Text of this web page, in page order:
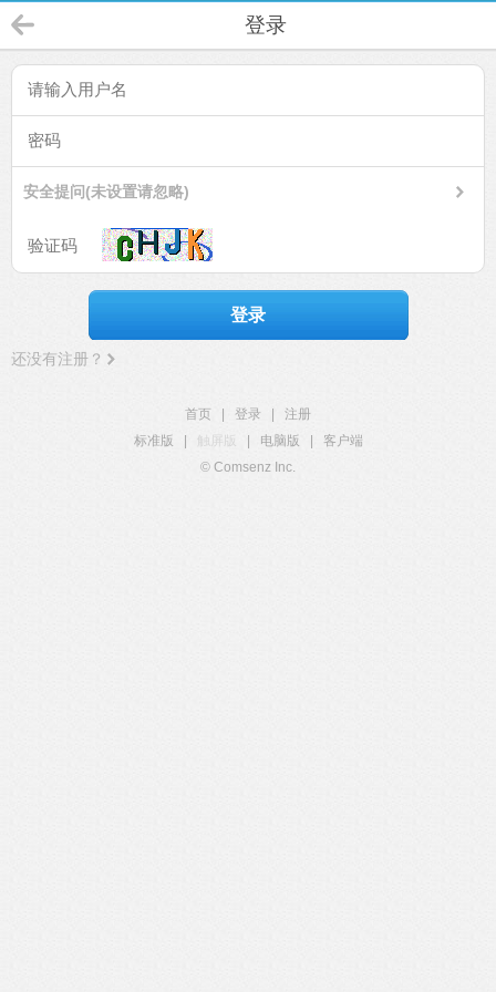
登录
安全提问(未设置请忽略)
登录
还没有注册？
首页 登录
注册
标准版
触屏版 电脑版
客户端
© Comsenz Inc.